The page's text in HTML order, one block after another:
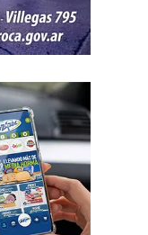
ambos hombres
una causa por